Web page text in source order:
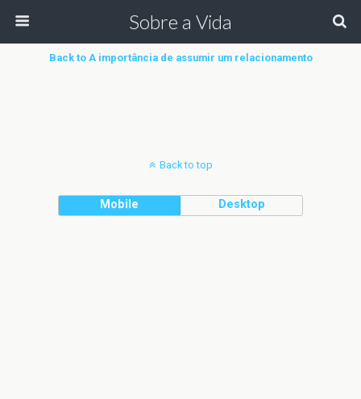
Sobre a Vida
Back to A importância de assumir um relacionamento
Back to top
Mobile Desktop